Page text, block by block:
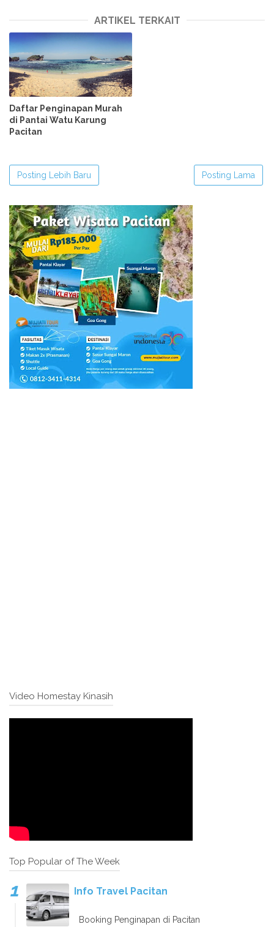
ARTIKEL TERKAIT
Daftar Penginapan Murah
di Pantai Watu Karung
Pacitan
Posting Lebih Baru Posting Lama
Video Homestay Kinasih
Top Popular of The Week
Info Travel Pacitan
Booking Penginapan di Pacitan